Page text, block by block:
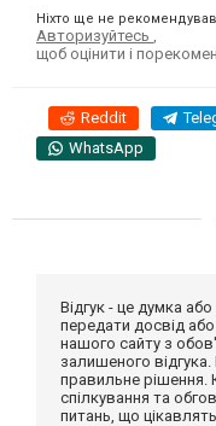
Ніхто ще не рекомендував
Авторизуйтесь
щоб оцінити і
Reddit
WhatsApp
Відгук - це думка
передати досвід
нашого сайту з
залишеного
правильне рішення.
спілкування та
питань, що цікавлять.